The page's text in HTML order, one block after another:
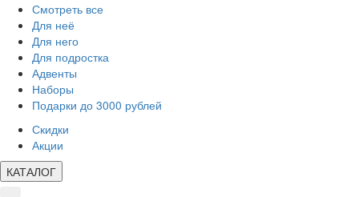
Смотреть все
Для неё
Для него
Для подростка
Адвенты
Наборы
Подарки до 3000 рублей
Скидки
Акции
КАТАЛОГ